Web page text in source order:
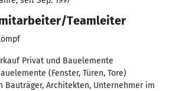
Teamleiter
Privat und Bauelemente
(Fenster, Türen, Tore)
Bauträger, Architekten, Unternehmer im